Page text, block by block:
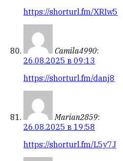
https://shorturl.fm/XRIw5
Camila4990:
26.08.2025 в 09:13
https://shorturl.fm/danj8
Marian2859:
26.08.2025 в 19:58
https://shorturl.fm/L5y7J